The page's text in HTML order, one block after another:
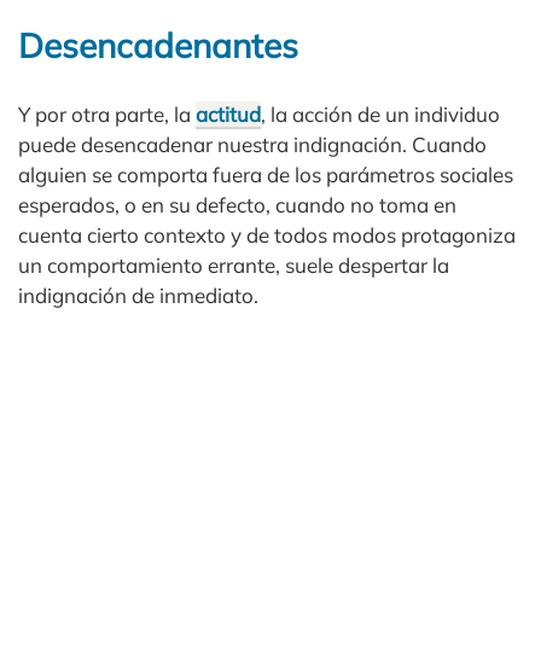
Desencadenantes
Y por otra parte, la actitud, la acción de un individuo
puede desencadenar nuestra indignación. Cuando
alguien se comporta fuera de los parámetros sociales
esperados, o en su defecto, cuando no toma en
cuenta cierto contexto y de todos modos protagoniza
un comportamiento errante, suele despertar la
indignación de inmediato.